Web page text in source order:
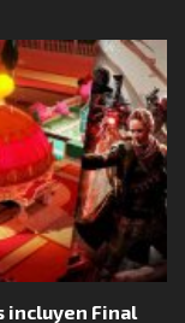
incluyen Final